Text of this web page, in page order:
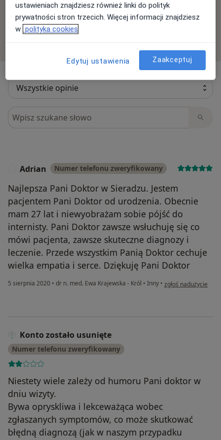
Sprawdzamy wszystkie opinie. Moderujemy je
zgodnie z naszymi zasadami, dowiedz się więcej o
opiniach i sposobie obliczania gwiazdek na
Szukaj w opiniach
Adrian Numer telefonu zweryfikowany
Najlepsza Pani Doktor w Sieradzu. Jestem
pacjentem Pani Doktor od urodzenia. Obecnie
mam 27 lat i niewyobrażam sobie pójść do
internisty. Pani Doktor zawsze wsłuchuję się co
mówi pacjenta, zawsze skuteczne diagnozy i
leczenie. Przede wszystkim Panią Doktor cechuje
wielka empatia i serce. Dziękuję Pani Doktor
5 sierpnia 2020 • dr n. med. Ewa Krajewska - Król • Inny • w opinii
zgłoś nadużycie
Konto zostało usunięte
Numer telefonu zweryfikowany
Niestety wiele zależy od humoru Pani doktor w
dniu wizyty.
Bywa opryskliwa i lekceważąca wobec
zgłaszanych symptomów, co może skutkować
błędną diagnozą (jak w naszym przypadku
ustawieniach znajdziesz również linki do polityk
prywatności stron trzecich. Więcej informacji znajdziesz
w polityka cookies
Edytuj ustawienia Zaakceptuj